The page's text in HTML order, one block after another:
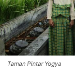
Taman Pintar Yogya